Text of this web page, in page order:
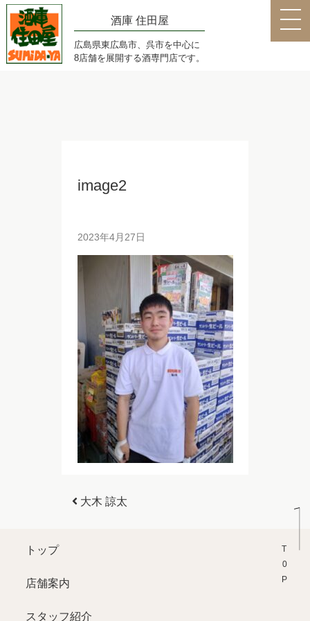
酒庫 住田屋
広島県東広島市、呉市を中心に
8店舗を展開する酒専門店です。
image2
2023年4月27日
投稿ナビゲーション
大木 諒太
T0P
トップ
店舗案内
スタッフ紹介